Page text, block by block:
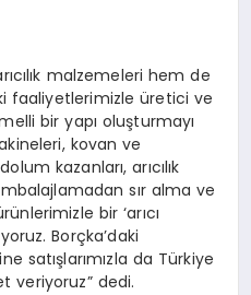
malzemeleri hem de
faaliyetlerimizle üretici ve
bir yapı oluşturmayı
kovan ve
kazanları, arıcılık
sır alma ve
bir ‘arıcı
Borçka’daki
satışlarımızla da Türkiye
veriyoruz” dedi.